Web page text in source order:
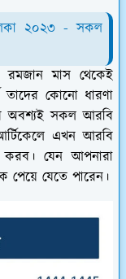
২০২৩ - সকল
রমজান মাস থেকেই
কোনো ধারণা
অবশ্যই সকল আরবি
এখন আরবি
করব। যেন আপনারা
পেয়ে যেতে পারেন।